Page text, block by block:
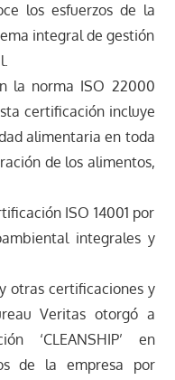
los esfuerzos de la
integral de gestión
la norma ISO 22000
certificación incluye
alimentaria en toda
de los alimentos,
ISO 14001 por
integrales y
otras certificaciones y
Veritas otorgó a
‘CLEANSHIP’ en
de la empresa por